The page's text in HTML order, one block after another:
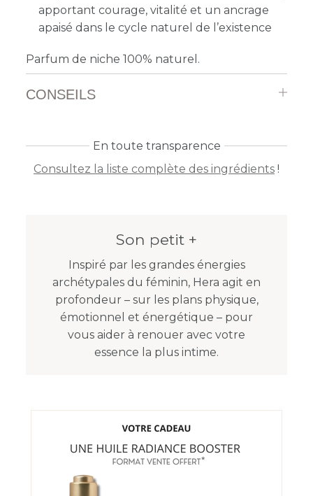
apportant courage, vitalité et un ancrage
apaisé dans le cycle naturel de l’existence
Parfum de niche 100% naturel.
CONSEILS
En toute transparence
Consultez la liste complète des ingrédients !
Son petit +
Inspiré par les grandes énergies
archétypales du féminin, Hera agit en
profondeur – sur les plans physique,
émotionnel et énergétique – pour
vous aider à renouer avec votre
essence la plus intime.